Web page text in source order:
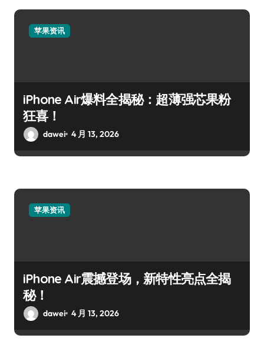
苹果资讯
iPhone Air爆料全揭秘：超薄强芯果粉
狂喜！
dawei 4 月 13, 2026
苹果资讯
iPhone Air震撼登场，新特性亮点全揭
秘！
dawei 4 月 13, 2026